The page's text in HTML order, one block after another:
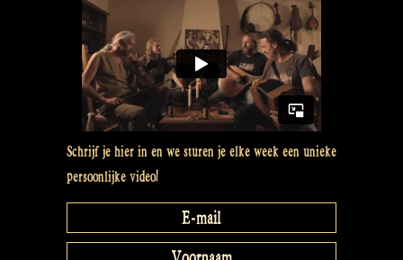
Schrijf je hier in en we sturen je elke week een unieke
persoonlijke video!